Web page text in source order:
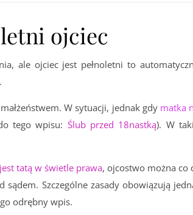
ojciec
ale ojciec jest pełnoletni to
W sytuacji, jednak gdy matka
tego wpisu: Ślub przed 18nastką). W
tatą w świetle prawa, ojcostwo można co
Szczególne zasady obowiązują
odrębny wpis.